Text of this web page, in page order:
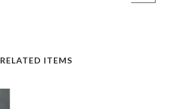
RELATED ITEMS